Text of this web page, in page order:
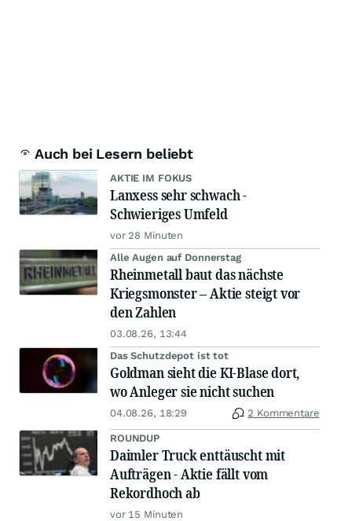
Auch bei Lesern beliebt
AKTIE IM FOKUS
Lanxess sehr schwach -
Schwieriges Umfeld
vor 28 Minuten
Alle Augen auf Donnerstag
Rheinmetall baut das nächste
Kriegsmonster – Aktie steigt vor
den Zahlen
03.08.26, 13:44
Das Schutzdepot ist tot
Goldman sieht die KI-Blase dort,
wo Anleger sie nicht suchen
04.08.26, 18:29 2 Kommentare
ROUNDUP
Daimler Truck enttäuscht mit
Aufträgen - Aktie fällt vom
Rekordhoch ab
vor 15 Minuten